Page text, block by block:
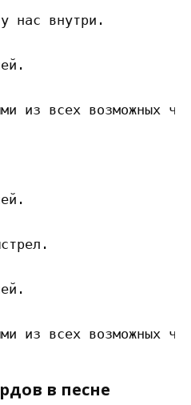
нас внутри.
из всех возможных
в песне